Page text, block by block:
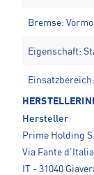
Bremse:
Eigenschaft:
Hersteller
Prime Holding
Via Fante
IT - 31040